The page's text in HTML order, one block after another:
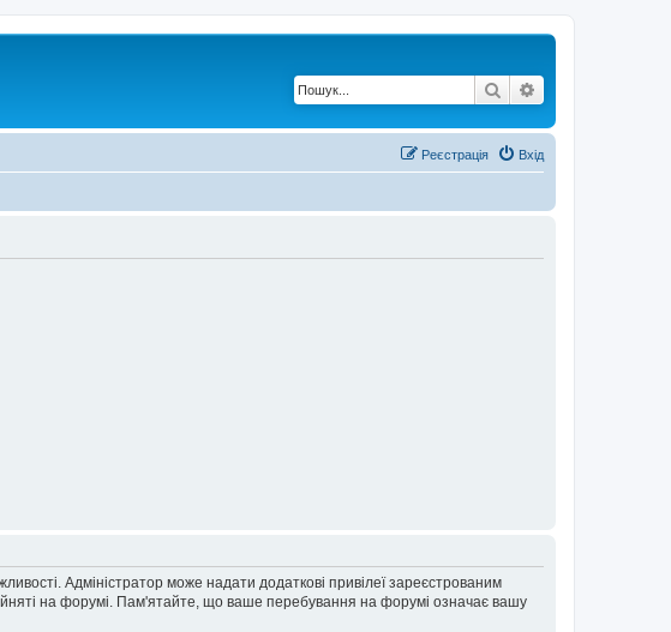
Пошук
Вхід
Реєстрація
Адміністратор може надати додаткові привілеї зареєстрованим
на форумі. Пам'ятайте, що ваше перебування на форумі означає вашу